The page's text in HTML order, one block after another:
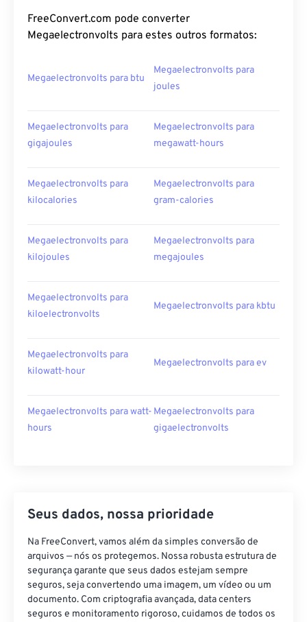
FreeConvert.com pode converter
Megaelectronvolts para estes outros formatos:
Megaelectronvolts para btu
Megaelectronvolts para
joules
Megaelectronvolts para
gigajoules
Megaelectronvolts para
megawatt-hours
Megaelectronvolts para
kilocalories
Megaelectronvolts para
gram-calories
Megaelectronvolts para
kilojoules
Megaelectronvolts para
megajoules
Megaelectronvolts para
kiloelectronvolts
Megaelectronvolts para kbtu
Megaelectronvolts para
kilowatt-hour
Megaelectronvolts para ev
Megaelectronvolts para watt-
hours
Megaelectronvolts para
gigaelectronvolts
Seus dados, nossa prioridade
Na FreeConvert, vamos além da simples conversão de
arquivos — nós os protegemos. Nossa robusta estrutura de
segurança garante que seus dados estejam sempre
seguros, seja convertendo uma imagem, um vídeo ou um
documento. Com criptografia avançada, data centers
seguros e monitoramento rigoroso, cuidamos de todos os